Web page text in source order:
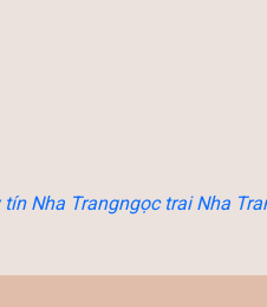
Nha Trangngọc trai Nha